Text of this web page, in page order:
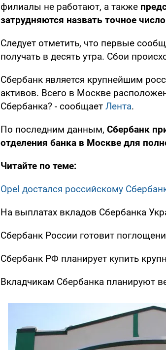
филиалы не работают, а также
затрудняются назвать точное
Следует отметить, что первые
получать в десять утра. Сбои
Сбербанк является крупнейшим
активов. Всего в Москве
Сбербанка? - сообщает Лента.
По последним данным, Сбербанк
отделения банка в Москве для
Читайте по теме:
Opel достался российскому
На выплатах вкладов Сбербанка
Сбербанк России готовит
Сбербанк РФ планирует купить
Вкладчикам Сбербанка планируют